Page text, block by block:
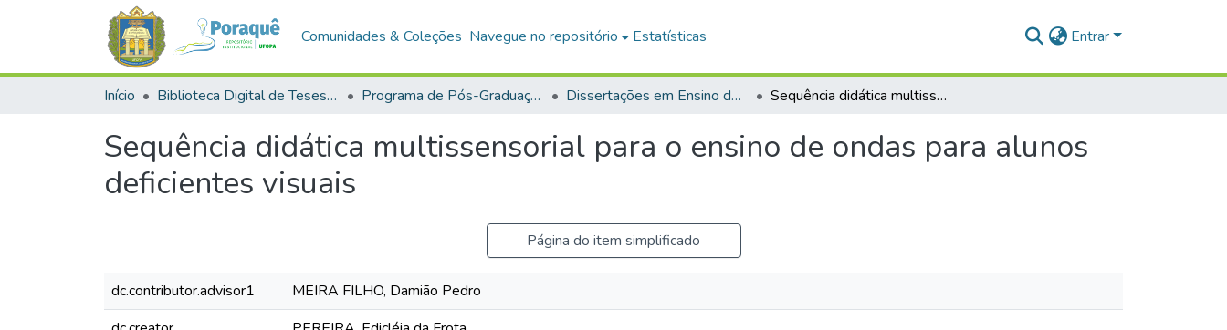
Comunidades & Coleções Navegue no repositório Estatísticas Entrar
Início Biblioteca Digital de Teses e Dissertações (BDTD) Programa de Pós-Graduação em Mestrado Nacional Profissional em Ensino de Física (MNPEF) Dissertações em Ensino de Física (Mestrado Profissional) Sequência didática multissensorial para o ensino de ondas para alunos deficientes visuais
Sequência didática multissensorial para o ensino de ondas para alunos
deficientes visuais
Página do item simplificado
dc.contributor.advisor1
MEIRA FILHO, Damião Pedro